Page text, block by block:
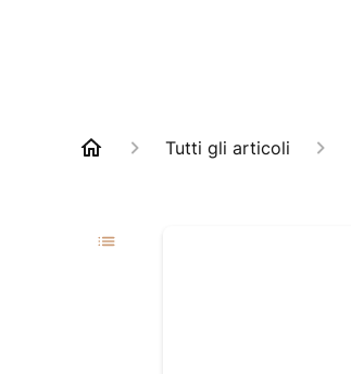
Tutti gli articoli